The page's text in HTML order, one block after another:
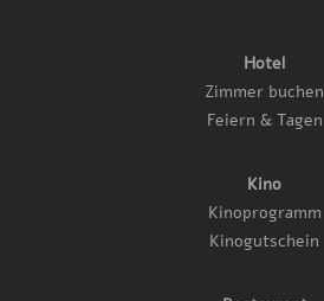
Hotel
Zimmer buchen
Feiern & Tagen
Kino
Kinoprogramm
Kinogutschein